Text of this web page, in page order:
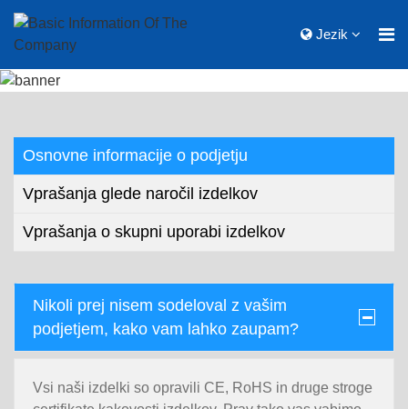
Jezik
Osnovne informacije o podjetju
Vprašanja glede naročil izdelkov
Vprašanja o skupni uporabi izdelkov
Nikoli prej nisem sodeloval z vašim
podjetjem, kako vam lahko zaupam?
Vsi naši izdelki so opravili CE, RoHS in druge stroge